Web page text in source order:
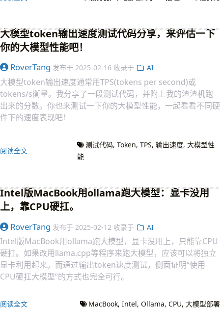
大模型token输出速度测试代码分享，来评估一下
你的大模型性能吧！
RoverTang 发布于 2025-02-16 收录于 AI
大模型token输出速度通常用TPS(tokens per second)或
tokens/s衡量。我分享了一段测试代码，并附上我的渣渣机跑
出来的分数。你也来测试一下你的大模型性能，一起看看不同硬
件下的速度表现吧！
阅读全文
测试代码 Token TPS 输出速度 大模型性
能
Intel版MacBook用ollama跑大模型：显卡没用
上，靠CPU硬扛。
RoverTang 发布于 2025-02-12 收录于 AI
Intel版MacBook用ollama跑大模型，显卡没用上，只能靠CPU
硬扛。如果改用llama.cpp等程序来跑大模型，应该可以将独立
显卡利用起来。而通过输出token速度测试，侧面证明“使用
CPU硬扛大模型”的方式也完全可行。
阅读全文 MacBook Intel Ollama CPU 大模型部署